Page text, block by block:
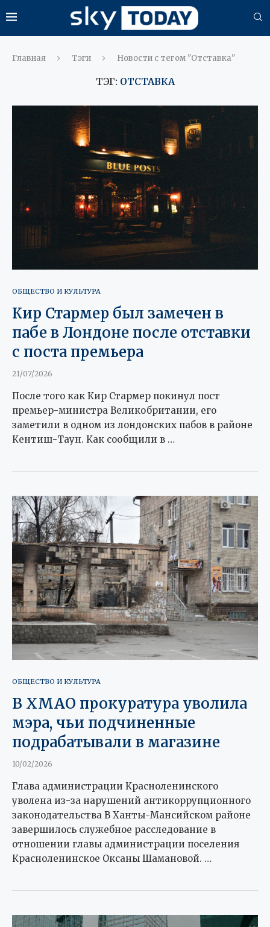
Главная Тэги Новости с тегом "Отставка"
ТЭГ: ОТСТАВКА
ОБЩЕСТВО И КУЛЬТУРА
Кир Стармер был замечен в
пабе в Лондоне после отставки
с поста премьера
21/07/2026
После того как Кир Стармер покинул пост
премьер-министра Великобритании, его
заметили в одном из лондонских пабов в районе
Кентиш-Таун. Как сообщили в …
ОБЩЕСТВО И КУЛЬТУРА
В ХМАО прокуратура уволила
мэра, чьи подчиненные
подрабатывали в магазине
10/02/2026
Глава администрации Красноленинского
уволена из-за нарушений антикоррупционного
законодательства В Ханты-Мансийском районе
завершилось служебное расследование в
отношении главы администрации поселения
Красноленинское Оксаны Шамановой. …